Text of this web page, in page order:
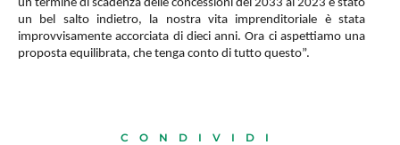
un termine di scadenza delle concessioni del 2033 al 2023 è stato
un bel salto indietro, la nostra vita imprenditoriale è stata
improvvisamente accorciata di dieci anni. Ora ci aspettiamo una
proposta equilibrata, che tenga conto di tutto questo”.
CONDIVIDI